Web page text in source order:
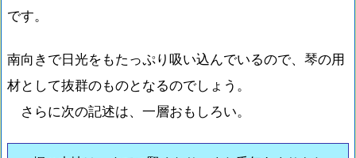
です。
南向きで日光をもたっぷり吸い込んでいるので、琴の用
材として抜群のものとなるのでしょう。
さらに次の記述は、一層おもしろい。